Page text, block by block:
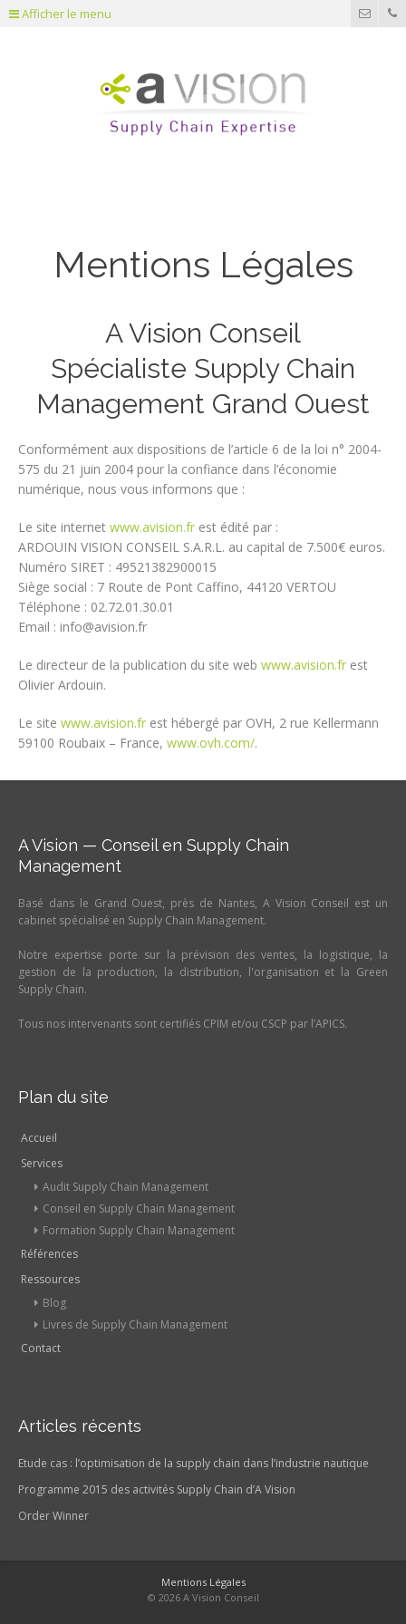
Afficher le menu
Mentions Légales
A Vision Conseil
Spécialiste Supply Chain
Management Grand Ouest
Conformément aux dispositions de l’article 6 de la loi n° 2004-
575 du 21 juin 2004 pour la confiance dans l’économie
numérique, nous vous informons que :
Le site internet www.avision.fr est édité par :
ARDOUIN VISION CONSEIL S.A.R.L. au capital de 7.500€ euros.
Numéro SIRET : 49521382900015
Siège social : 7 Route de Pont Caffino, 44120 VERTOU
Téléphone : 02.72.01.30.01
Email : info@avision.fr
Le directeur de la publication du site web www.avision.fr est
Olivier Ardouin.
Le site www.avision.fr est hébergé par OVH, 2 rue Kellermann
59100 Roubaix – France, www.ovh.com/.
A Vision — Conseil en Supply Chain
Management
Basé dans le Grand Ouest, près de Nantes, A Vision Conseil est un
cabinet spécialisé en Supply Chain Management.
Notre expertise porte sur la prévision des ventes, la logistique, la
gestion de la production, la distribution, l'organisation et la Green
Supply Chain.
Tous nos intervenants sont certifiés CPIM et/ou CSCP par l’APICS.
Plan du site
Accueil
Services
Audit Supply Chain Management
Conseil en Supply Chain Management
Formation Supply Chain Management
Références
Ressources
Blog
Livres de Supply Chain Management
Contact
Articles récents
Etude cas : l’optimisation de la supply chain dans l’industrie nautique
Programme 2015 des activités Supply Chain d’A Vision
Order Winner
Mentions Légales
© 2026 A Vision Conseil